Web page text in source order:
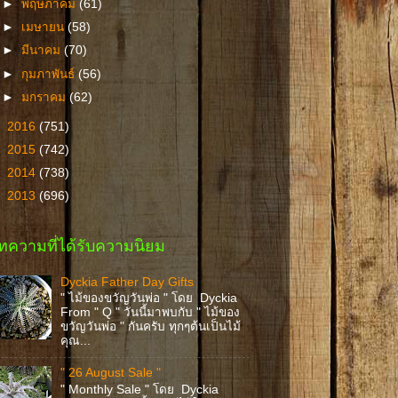
►พฤษภาคม(61)
► เมษายน(58)
►มีนาคม(70)
► กุมภาพันธ์(56)
►มกราคม(62)
2016 (751)
2015 (742)
2014 (738)
2013 (696)
ความที่ได้รับความนิยม
Dyckia Father Day Gifts
" ไม้ของขวัญวันพ่อ " โดย Dyckia
From " Q " วันนี้มาพบกับ " ไม้ของ
ขวัญวันพ่อ " กันครับ ทุกๆต้นเป็นไม้
คุณ...
" 26 August Sale "
" Monthly Sale " โดย Dyckia